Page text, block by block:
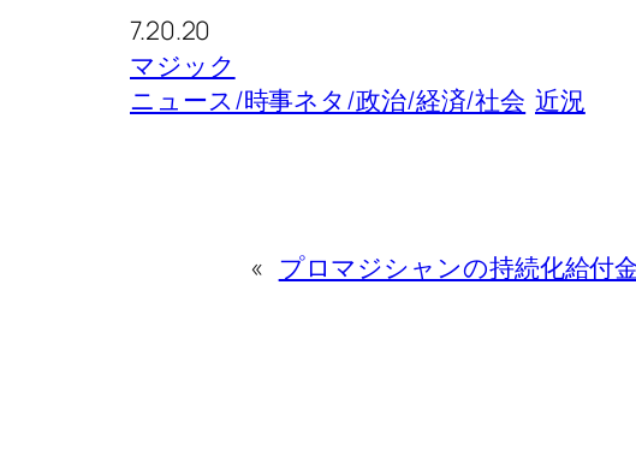
7.20.20
マジック
ニュース/時事ネタ/政治/経済/社会 近況
« プロマジシャンの持続化給付